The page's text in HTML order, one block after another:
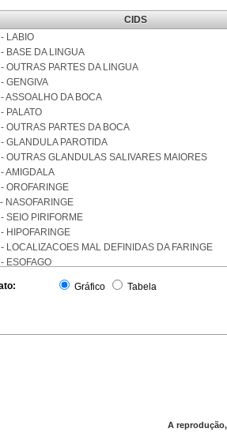
CIDS
LABIO
BASE DA LINGUA
OUTRAS PARTES DA LINGUA
GENGIVA
ASSOALHO DA BOCA
PALATO
OUTRAS PARTES DA BOCA
GLANDULA PAROTIDA
OUTRAS GLANDULAS SALIVARES MAIORES
AMIGDALA
OROFARINGE
NASOFARINGE
SEIO PIRIFORME
HIPOFARINGE
LOCALIZACOES MAL DEFINIDAS DA FARINGE
ESOFAGO
INTESTINO DELGADO
RETO
- LOCALIZACOES MAL DEFINIDAS NO APARELHO
Gráfico Tabela
A